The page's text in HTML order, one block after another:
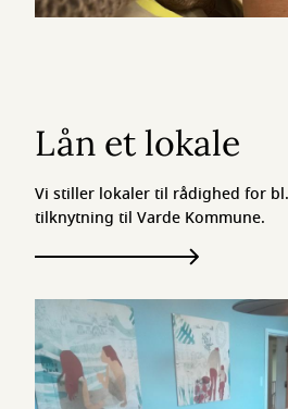
Lån et lokale
Vi stiller lokaler til rådighed for
tilknytning til Varde Kommune.